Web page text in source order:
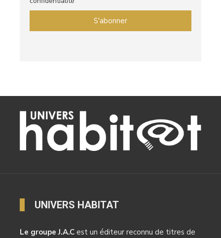
UNIVERS HABITAT
Le groupe J.A.C est un éditeur reconnu de titres de